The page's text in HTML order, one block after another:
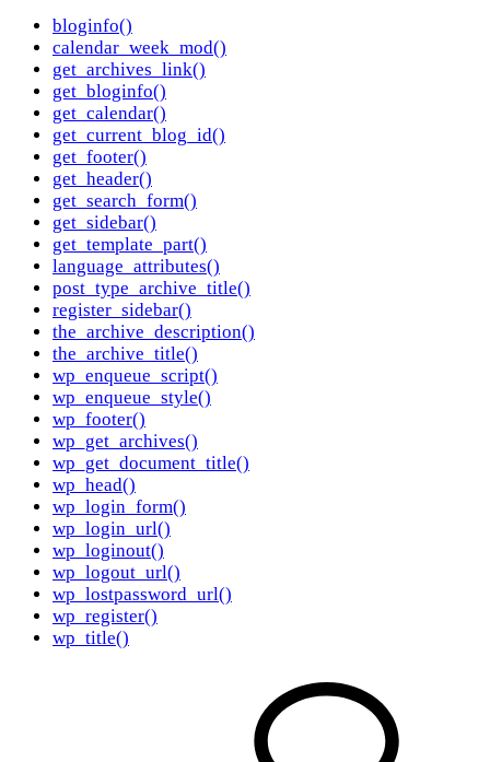
bloginfo()
calendar_week_mod()
get_archives_link()
get_bloginfo()
get_calendar()
get_current_blog_id()
get_footer()
get_header()
get_search_form()
get_sidebar()
get_template_part()
language_attributes()
post_type_archive_title()
register_sidebar()
the_archive_description()
the_archive_title()
wp_enqueue_script()
wp_enqueue_style()
wp_footer()
wp_get_archives()
wp_get_document_title()
wp_head()
wp_login_form()
wp_login_url()
wp_loginout()
wp_logout_url()
wp_lostpassword_url()
wp_register()
wp_title()